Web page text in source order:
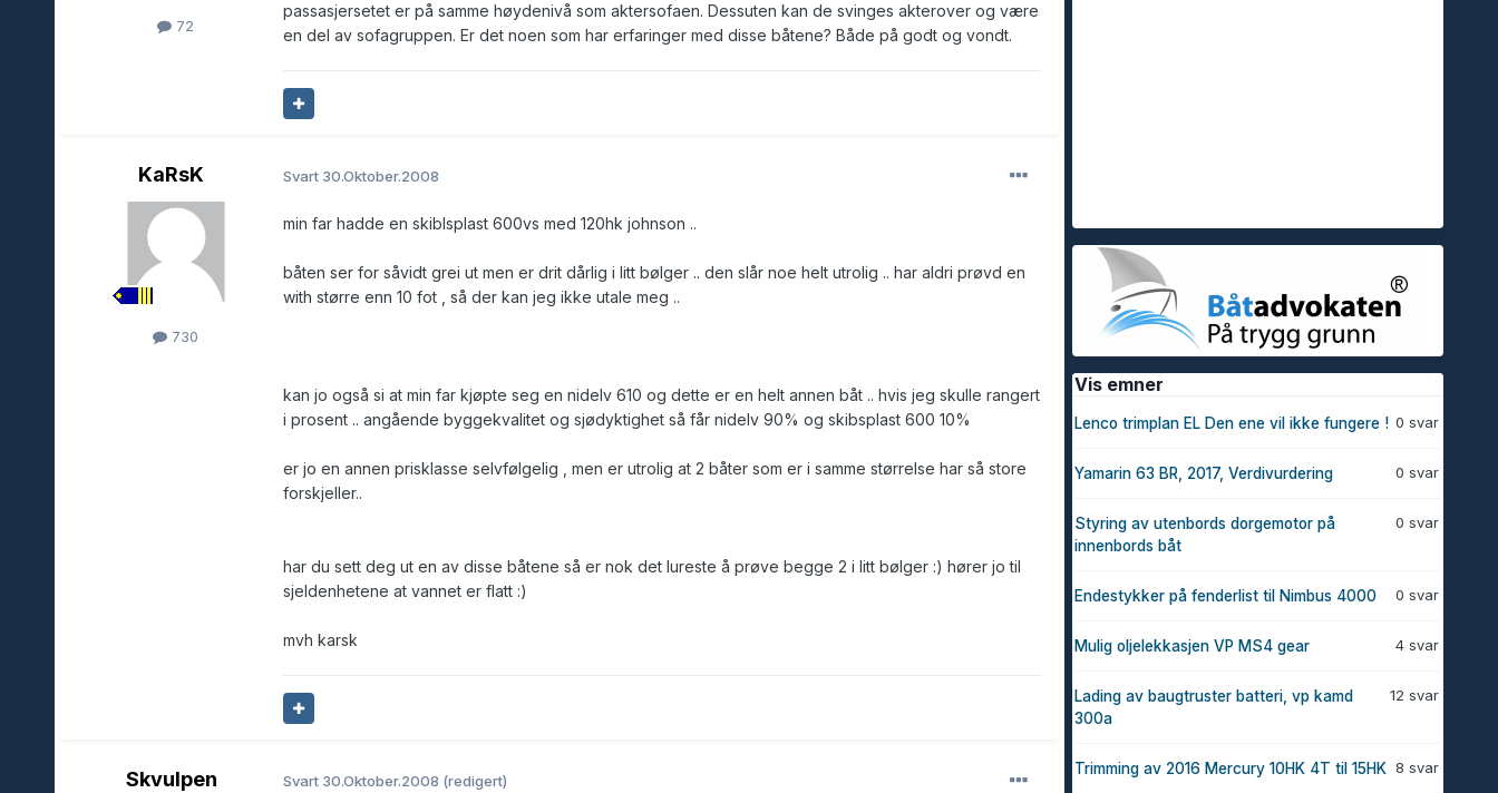
72
passasjersetet er på samme høydenivå som aktersofaen. Dessuten kan de svinges akterover og være
en del av sofagruppen. Er det noen som har erfaringer med disse båtene? Både på godt og vondt.
KaRsK
730
Svart 30.Oktober.2008
min far hadde en skiblsplast 600vs med 120hk johnson ..
båten ser for såvidt grei ut men er drit dårlig i litt bølger .. den slår noe helt utrolig .. har aldri prøvd en
with større enn 10 fot , så der kan jeg ikke utale meg ..
kan jo også si at min far kjøpte seg en nidelv 610 og dette er en helt annen båt .. hvis jeg skulle rangert
i prosent .. angående byggekvalitet og sjødyktighet så får nidelv 90% og skibsplast 600 10%
er jo en annen prisklasse selvfølgelig , men er utrolig at 2 båter som er i samme størrelse har så store
forskjeller..
har du sett deg ut en av disse båtene så er nok det lureste å prøve begge 2 i litt bølger :) hører jo til
sjeldenhetene at vannet er flatt :)
mvh karsk
Skvulpen Svart 30.Oktober.2008 (redigert)
Vis emner
0 svar
Lenco trimplan EL Den ene vil ikke fungere !
0 svar
Yamarin 63 BR, 2017, Verdivurdering
0 svar
Styring av utenbords dorgemotor på
innenbords båt
0 svar
Endestykker på fenderlist til Nimbus 4000
4 svar
Mulig oljelekkasjen VP MS4 gear
12 svar
Lading av baugtruster batteri, vp kamd
300a
8 svar
Trimming av 2016 Mercury 10HK 4T til 15HK